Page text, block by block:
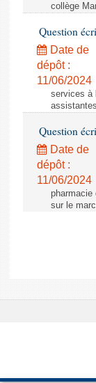
collège
Question
Date de
dépôt :
11/06/2024
services à
Question
Date de
dépôt :
11/06/2024
pharmacie
sur le